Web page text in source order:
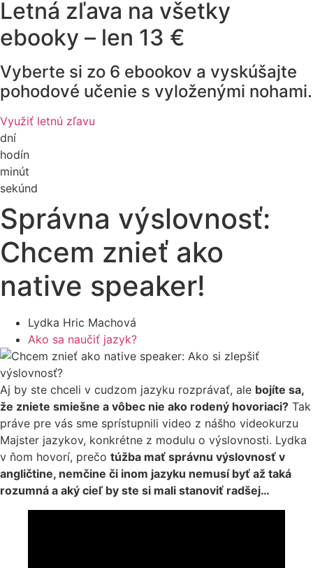
Letná zľava na všetky
ebooky – len 13 €
Vyberte si zo 6 ebookov a vyskúšajte
pohodové učenie s vyloženými nohami.
Využiť letnú zľavu
dní
hodín
minút
sekúnd
Správna výslovnosť:
Chcem znieť ako
native speaker!
Lydka Hric Machová
Ako sa naučiť jazyk?
Aj by ste chceli v cudzom jazyku rozprávať, ale bojíte sa,
že zniete smiešne a vôbec nie ako rodený hovoriaci? Tak
práve pre vás sme sprístupnili video z nášho videokurzu
Majster jazykov, konkrétne z modulu o výslovnosti. Lydka
v ňom hovorí, prečo túžba mať správnu výslovnosť v
angličtine, nemčine či inom jazyku nemusí byť až taká
rozumná a aký cieľ by ste si mali stanoviť radšej…